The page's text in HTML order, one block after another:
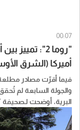
00:07
"روما 2":
أميركا (الشرق
فيما أقرّت مصادر
والجولة السابعة لم
اجتماعات متوازية،
قانوني - حدودي، في